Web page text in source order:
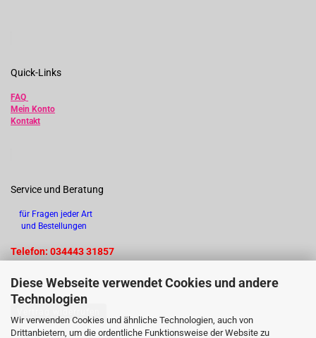
Diese Webseite verwendet Cookies und andere
Technologien
Wir verwenden Cookies und ähnliche Technologien, auch von
Drittanbietern, um die ordentliche Funktionsweise der Website zu
Quick-Links
FAQ
Mein Konto
Kontakt
Service und Beratung
für Fragen jeder Art
und Bestellungen
Telefon: 034443 31857